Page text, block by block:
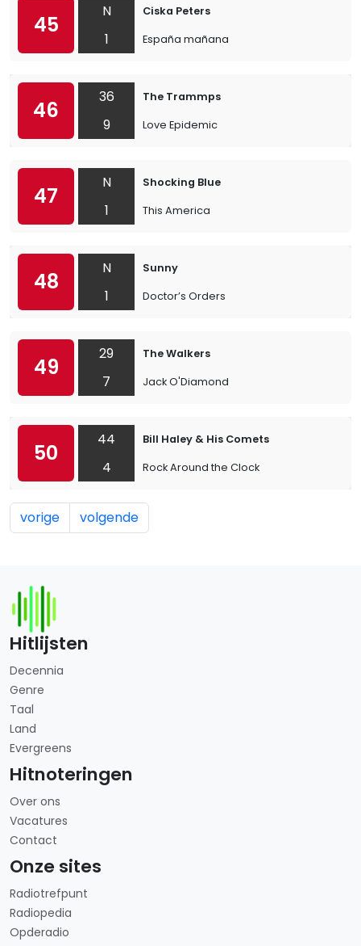
45
N
1
Ciska Peters
España mañana
46
36
9
The Trammps
Love Epidemic
47
N
1
Shocking Blue
This America
48
N
1
Sunny
Doctor’s Orders
49
29
7
The Walkers
Jack O'Diamond
50
44
4
Bill Haley & His Comets
Rock Around the Clock
vorige volgende
Hitlijsten
Decennia
Genre
Taal
Land
Evergreens
Hitnoteringen
Over ons
Vacatures
Contact
Onze sites
Radiotrefpunt
Radiopedia
Opderadio